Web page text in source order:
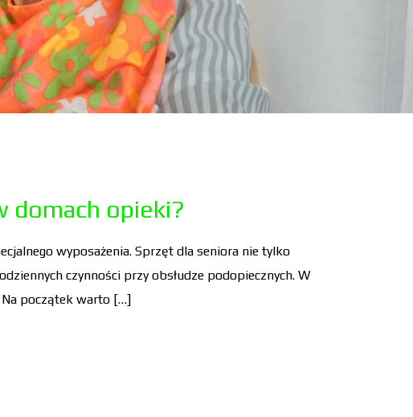
domach opieki?
wyposażenia. Sprzęt dla seniora nie tylko
czynności przy obsłudze podopiecznych. W
początek warto […]